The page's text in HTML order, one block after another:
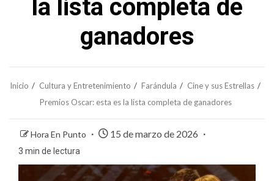
la lista completa de
ganadores
Inicio Cultura y Entretenimiento Farándula
Cine y sus Estrellas
Premios Oscar: esta es la lista completa de ganadores
Hora En Punto 15 de marzo de 2026
3 min de lectura